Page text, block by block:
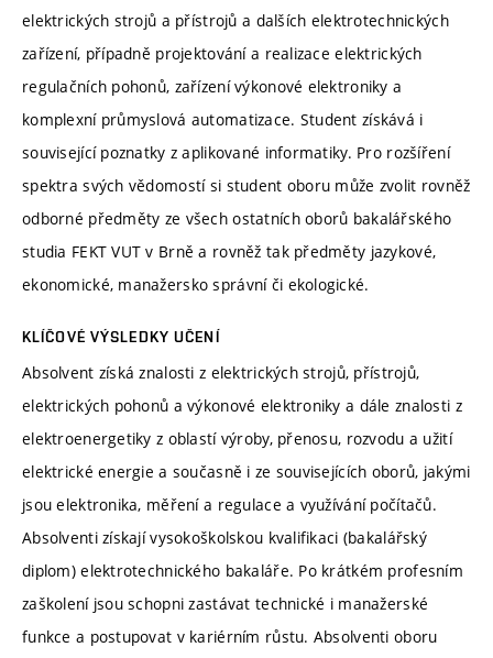
elektrických strojů a přístrojů a dalších elektrotechnických
zařízení, případně projektování a realizace elektrických
regulačních pohonů, zařízení výkonové elektroniky a
komplexní průmyslová automatizace. Student získává i
související poznatky z aplikované informatiky. Pro rozšíření
spektra svých vědomostí si student oboru může zvolit rovněž
odborné předměty ze všech ostatních oborů bakalářského
studia FEKT VUT v Brně a rovněž tak předměty jazykové,
ekonomické, manažersko správní či ekologické.
KLÍČOVÉ VÝSLEDKY UČENÍ
Absolvent získá znalosti z elektrických strojů, přístrojů,
elektrických pohonů a výkonové elektroniky a dále znalosti z
elektroenergetiky z oblastí výroby, přenosu, rozvodu a užití
elektrické energie a současně i ze souvisejících oborů, jakými
jsou elektronika, měření a regulace a využívání počítačů.
Absolventi získají vysokoškolskou kvalifikaci (bakalářský
diplom) elektrotechnického bakaláře. Po krátkém profesním
zaškolení jsou schopni zastávat technické i manažerské
funkce a postupovat v kariérním růstu. Absolventi oboru